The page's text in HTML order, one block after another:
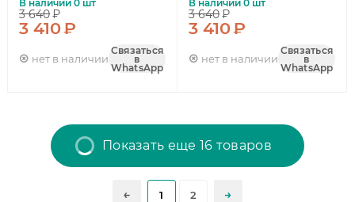
В наличии 0 шт
3 640₽
3 410₽
нет в наличии
Связаться
в
WhatsApp
В наличии 0 шт
3 640₽
3 410₽
нет в наличии
Связаться
в
WhatsApp
Показать еще 16 товаров
1 2